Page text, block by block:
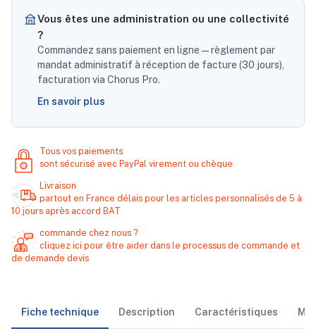
Vous êtes une administration ou une collectivité
?
Commandez sans paiement en ligne — règlement par
mandat administratif à réception de facture (30 jours),
facturation via Chorus Pro.
En savoir plus
Tous vos paiements
sont sécurisé avec PayPal virement ou chèque
Livraison
partout en France délais pour les articles personnalisés de 5 à
10 jours après accord BAT
commande chez nous ?
cliquez ici pour être aider dans le processus de commande et
de demande devis
Fiche technique Description Caractéristiques